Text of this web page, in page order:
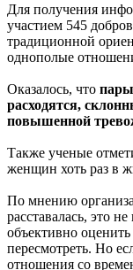
Для получения
участием 545
традиционной
однополые
Оказалось, что
расходятся,
повышенной
Также ученые
женщин хоть раз в
По мнению
расставалась, это
объективно
пересмотреть. Но
отношения со